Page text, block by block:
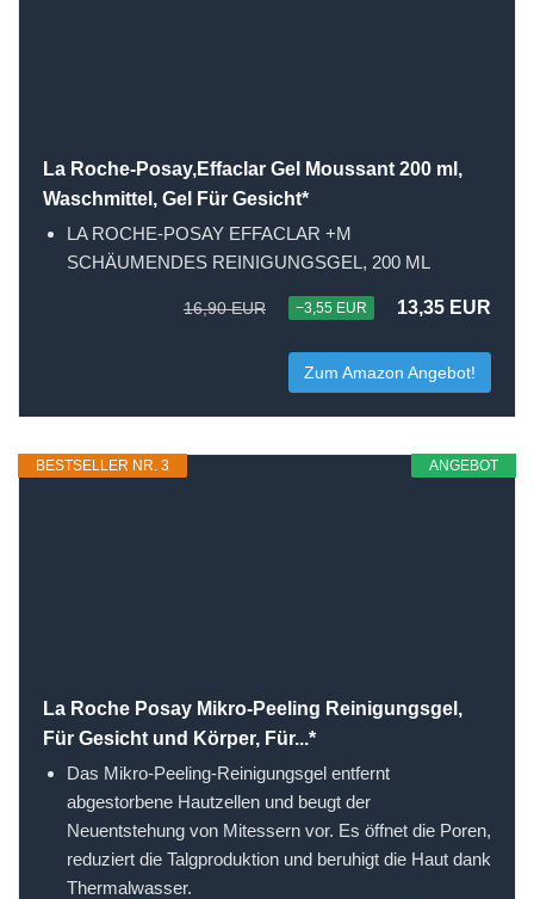
La Roche-Posay,Effaclar Gel Moussant 200 ml,
Waschmittel, Gel Für Gesicht*
LA ROCHE-POSAY EFFACLAR +M
SCHÄUMENDES REINIGUNGSGEL, 200 ML
16,90 EUR −3,55 EUR 13,35 EUR
Zum Amazon Angebot!
ANGEBOT
BESTSELLER NR. 3
La Roche Posay Mikro-Peeling Reinigungsgel,
Für Gesicht und Körper, Für...*
Das Mikro-Peeling-Reinigungsgel entfernt
abgestorbene Hautzellen und beugt der
Neuentstehung von Mitessern vor. Es öffnet die Poren,
reduziert die Talgproduktion und beruhigt die Haut dank
Thermalwasser.